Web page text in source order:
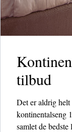
tilbud
Det er aldrig helt
kontinentalseng
samlet de